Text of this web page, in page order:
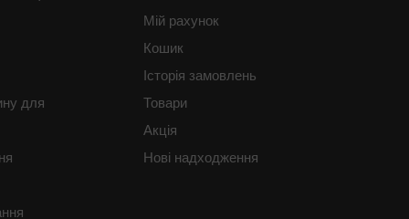
для
Мій рахунок
Кошик
Історія замовлень
Товари
Акція
Нові надходження